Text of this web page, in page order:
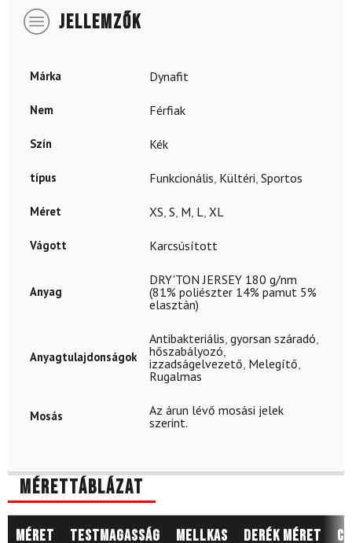
JELLEMZŐK
Márka Dynafit
Nem Férfiak
Szín Kék
típus Funkcionális Kültéri Sportos
Méret XS S M L XL
Vágott Karcsúsított
Anyag
DRY'TON JERSEY 180 g/nm
(81% poliészter 14% pamut 5%
elasztán)
Anyagtulajdonságok
Antibakteriális gyorsan száradó
hőszabályozó
izzadságelvezető Melegítő
Rugalmas
Mosás
Az árun lévő mosási jelek
szerint.
Mérettáblázat
Méret Testmagasság Mellkas Derék méret